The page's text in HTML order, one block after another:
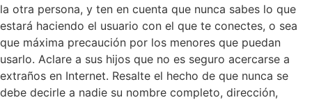
la otra persona, y ten en cuenta que nunca sabes lo que
estará haciendo el usuario con el que te conectes, o sea
que máxima precaución por los menores que puedan
usarlo. Aclare a sus hijos que no es seguro acercarse a
extraños en Internet. Resalte el hecho de que nunca se
debe decirle a nadie su nombre completo, dirección,